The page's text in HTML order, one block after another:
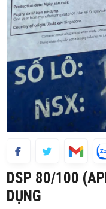
DSP 80/100
DỤNG